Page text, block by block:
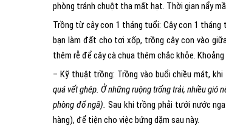
phòng tránh chuột tha mất hạt. Thời gian nẩy
Trồng từ cây con 1 tháng tuổi: Cây con 1
bạn làm đất cho tơi xốp, trồng cây con vào
thêm rễ để cây cà chua thêm chắc khỏe.
– Kỹ thuật trồng: Trồng vào buổi chiều mát,
quá vết ghép. Ở những ruộng trống trải, nhiều gió
phòng đổ ngã).Sau khi trồng phải tưới nước
hàng), để tiện cho việc bứng dặm sau này.